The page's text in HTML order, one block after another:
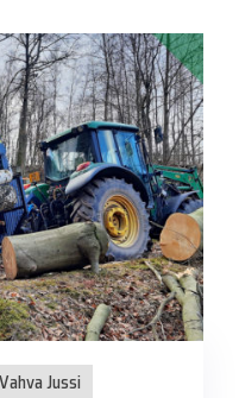
Jussi